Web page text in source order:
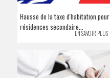
EHPAD
RESIDENCE SENIOR
ACTUALITES
Hausse de la taxe d'habitation pour
résidences secondaire...
EN SAVOIR PLUS